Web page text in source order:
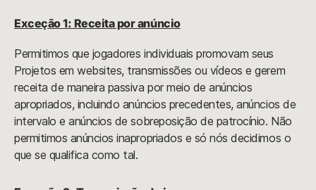
Exceção 1: Receita por anúncio
Permitimos que jogadores individuais promovam seus
Projetos em websites, transmissões ou vídeos e gerem
receita de maneira passiva por meio de anúncios
apropriados, incluindo anúncios precedentes, anúncios de
intervalo e anúncios de sobreposição de patrocínio. Não
permitimos anúncios inapropriados e só nós decidimos o
que se qualifica como tal.